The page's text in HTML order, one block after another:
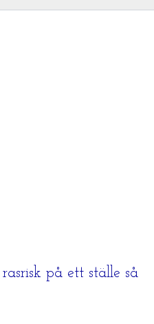
på ett ställe så